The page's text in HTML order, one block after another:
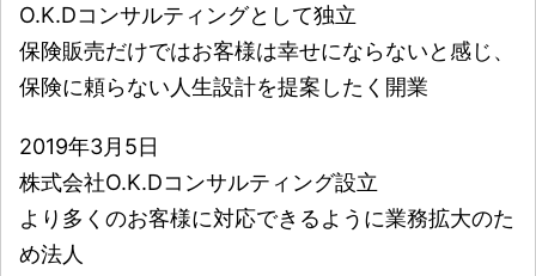
O.K.Dコンサルティングとして独立
保険販売だけではお客様は幸せにならないと感じ、
保険に頼らない人生設計を提案したく開業
2019年3月5日
株式会社O.K.Dコンサルティング設立
より多くのお客様に対応できるように業務拡大のた
め法人